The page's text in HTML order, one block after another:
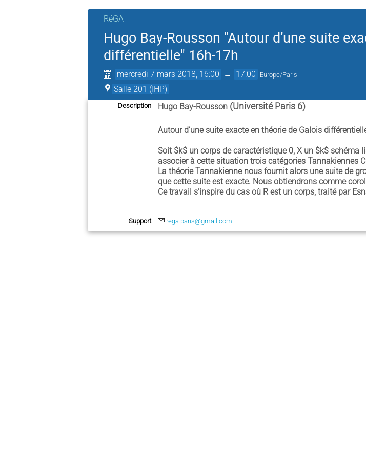
RéGA
Hugo Bay-Rousson "Autour d’une suite
différentielle" 16h-17h
mercredi 7 mars 2018, 16:00 → 17:00 Europe/Paris
Salle 201 (IHP)
Description Hugo Bay-Rousson (Université Paris 6)
Autour d’une suite exacte en théorie de Galois
Soit $k$ un corps de caractéristique 0, X un $k$ schéma
associer à cette situation trois catégories Tannakiennes
La théorie Tannakienne nous fournit alors une suite de
que cette suite est exacte. Nous obtiendrons comme
Ce travail s’inspire du cas où R est un corps, traité par
Support rega.paris@gmail.com